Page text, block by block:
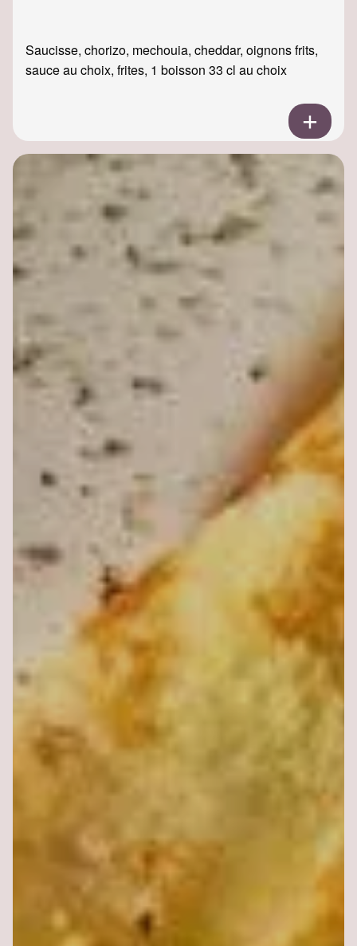
Saucisse, chorizo, mechouia, cheddar, oignons frits,
sauce au choix, frites, 1 boisson 33 cl au choix